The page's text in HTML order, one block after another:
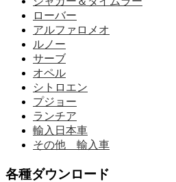
ローバー
アルファロメオ
ルノー
サーブ
オペル
シトロエン
プジョー
ランチア
輸入日本車
その他 輸入車
各種ダウンロード